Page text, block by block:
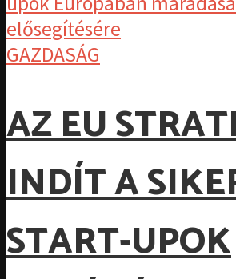
GAZDASÁG
AZ EU
INDÍT A
START-UPOK